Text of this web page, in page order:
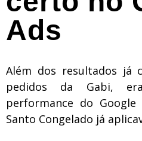
Ads
Além dos resultados já
pedidos da Gabi,
performance do
Santo Congelado já